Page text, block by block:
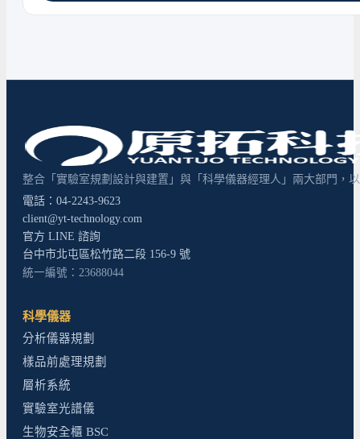
整合「實驗室規劃設計與建置」與「科學儀器經理人」兩大部門，
電話：04-2243-9623
client@yt-technology.com
官方 LINE 諮詢
台中市北屯區松竹路二段 156-9 號
統一編號：23688044
科學儀器
分析儀器規劃
樣品前處理規劃
層析系統
實驗室光譜儀
生物安全櫃 BSC